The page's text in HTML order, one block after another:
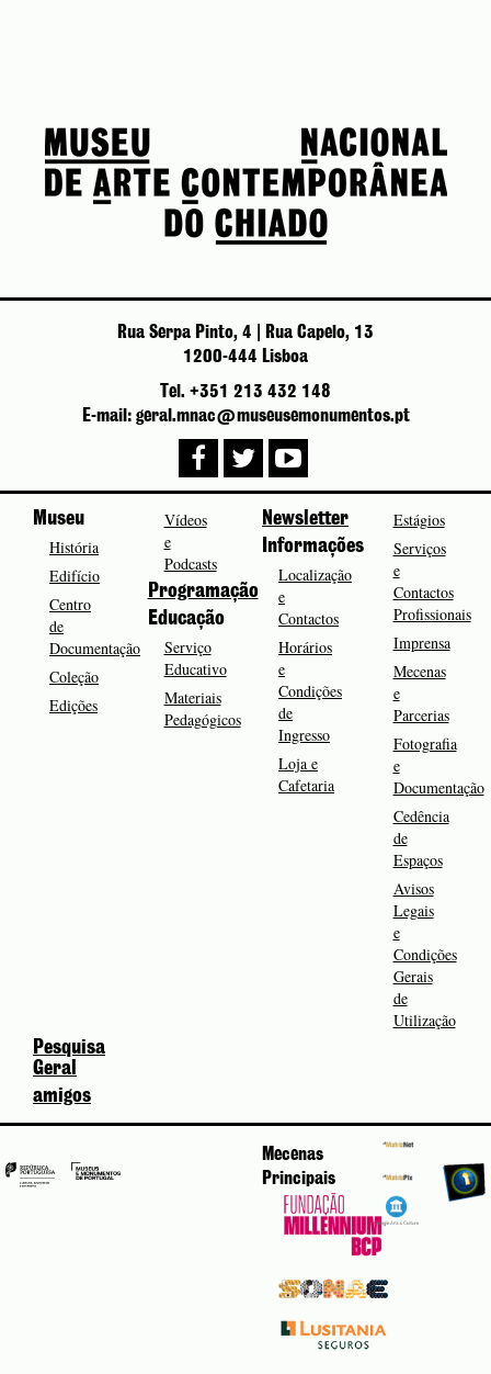
Rua Serpa Pinto, 4 | Rua Capelo, 13
1200-444 Lisboa
Tel. +351 213 432 148
E-mail: geral.mnac@museusemonumentos.pt
Museu
História
Edifício
Centro
de
Documentação
Coleção
Edições
Vídeos
e
Podcasts
Programação
Educação
Serviço
Educativo
Materiais
Pedagógicos
Newsletter
Informações
Localização
e
Contactos
Horários
e
Condições
de
Ingresso
Loja e
Cafetaria
Estágios
Serviços
e
Contactos
Profissionais
Imprensa
Mecenas
e
Parcerias
Fotografia
e
Documentação
Cedência
de
Espaços
Avisos
Legais
e
Condições
Gerais
de
Utilização
Pesquisa
Geral
amigos
Mecenas
Principais